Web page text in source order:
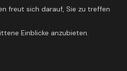
freut sich darauf, Sie zu treffen
Einblicke anzubieten.